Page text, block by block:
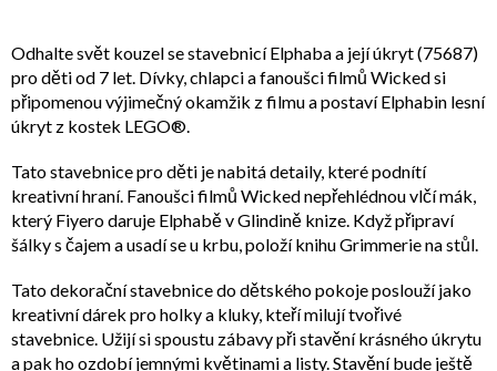
Odhalte svět kouzel se stavebnicí Elphaba a její úkryt (75687)
pro děti od 7 let. Dívky, chlapci a fanoušci filmů Wicked si
připomenou výjimečný okamžik z filmu a postaví Elphabin lesní
úkryt z kostek LEGO®.
Tato stavebnice pro děti je nabitá detaily, které podnítí
kreativní hraní. Fanoušci filmů Wicked nepřehlédnou vlčí mák,
který Fiyero daruje Elphabě v Glindině knize. Když připraví
šálky s čajem a usadí se u krbu, položí knihu Grimmerie na stůl.
Tato dekorační stavebnice do dětského pokoje poslouží jako
kreativní dárek pro holky a kluky, kteří milují tvořivé
stavebnice. Užijí si spoustu zábavy při stavění krásného úkrytu
a pak ho ozdobí jemnými květinami a listy. Stavění bude ještě